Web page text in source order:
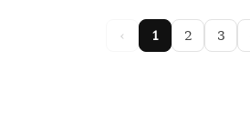
‹ 1 2 3